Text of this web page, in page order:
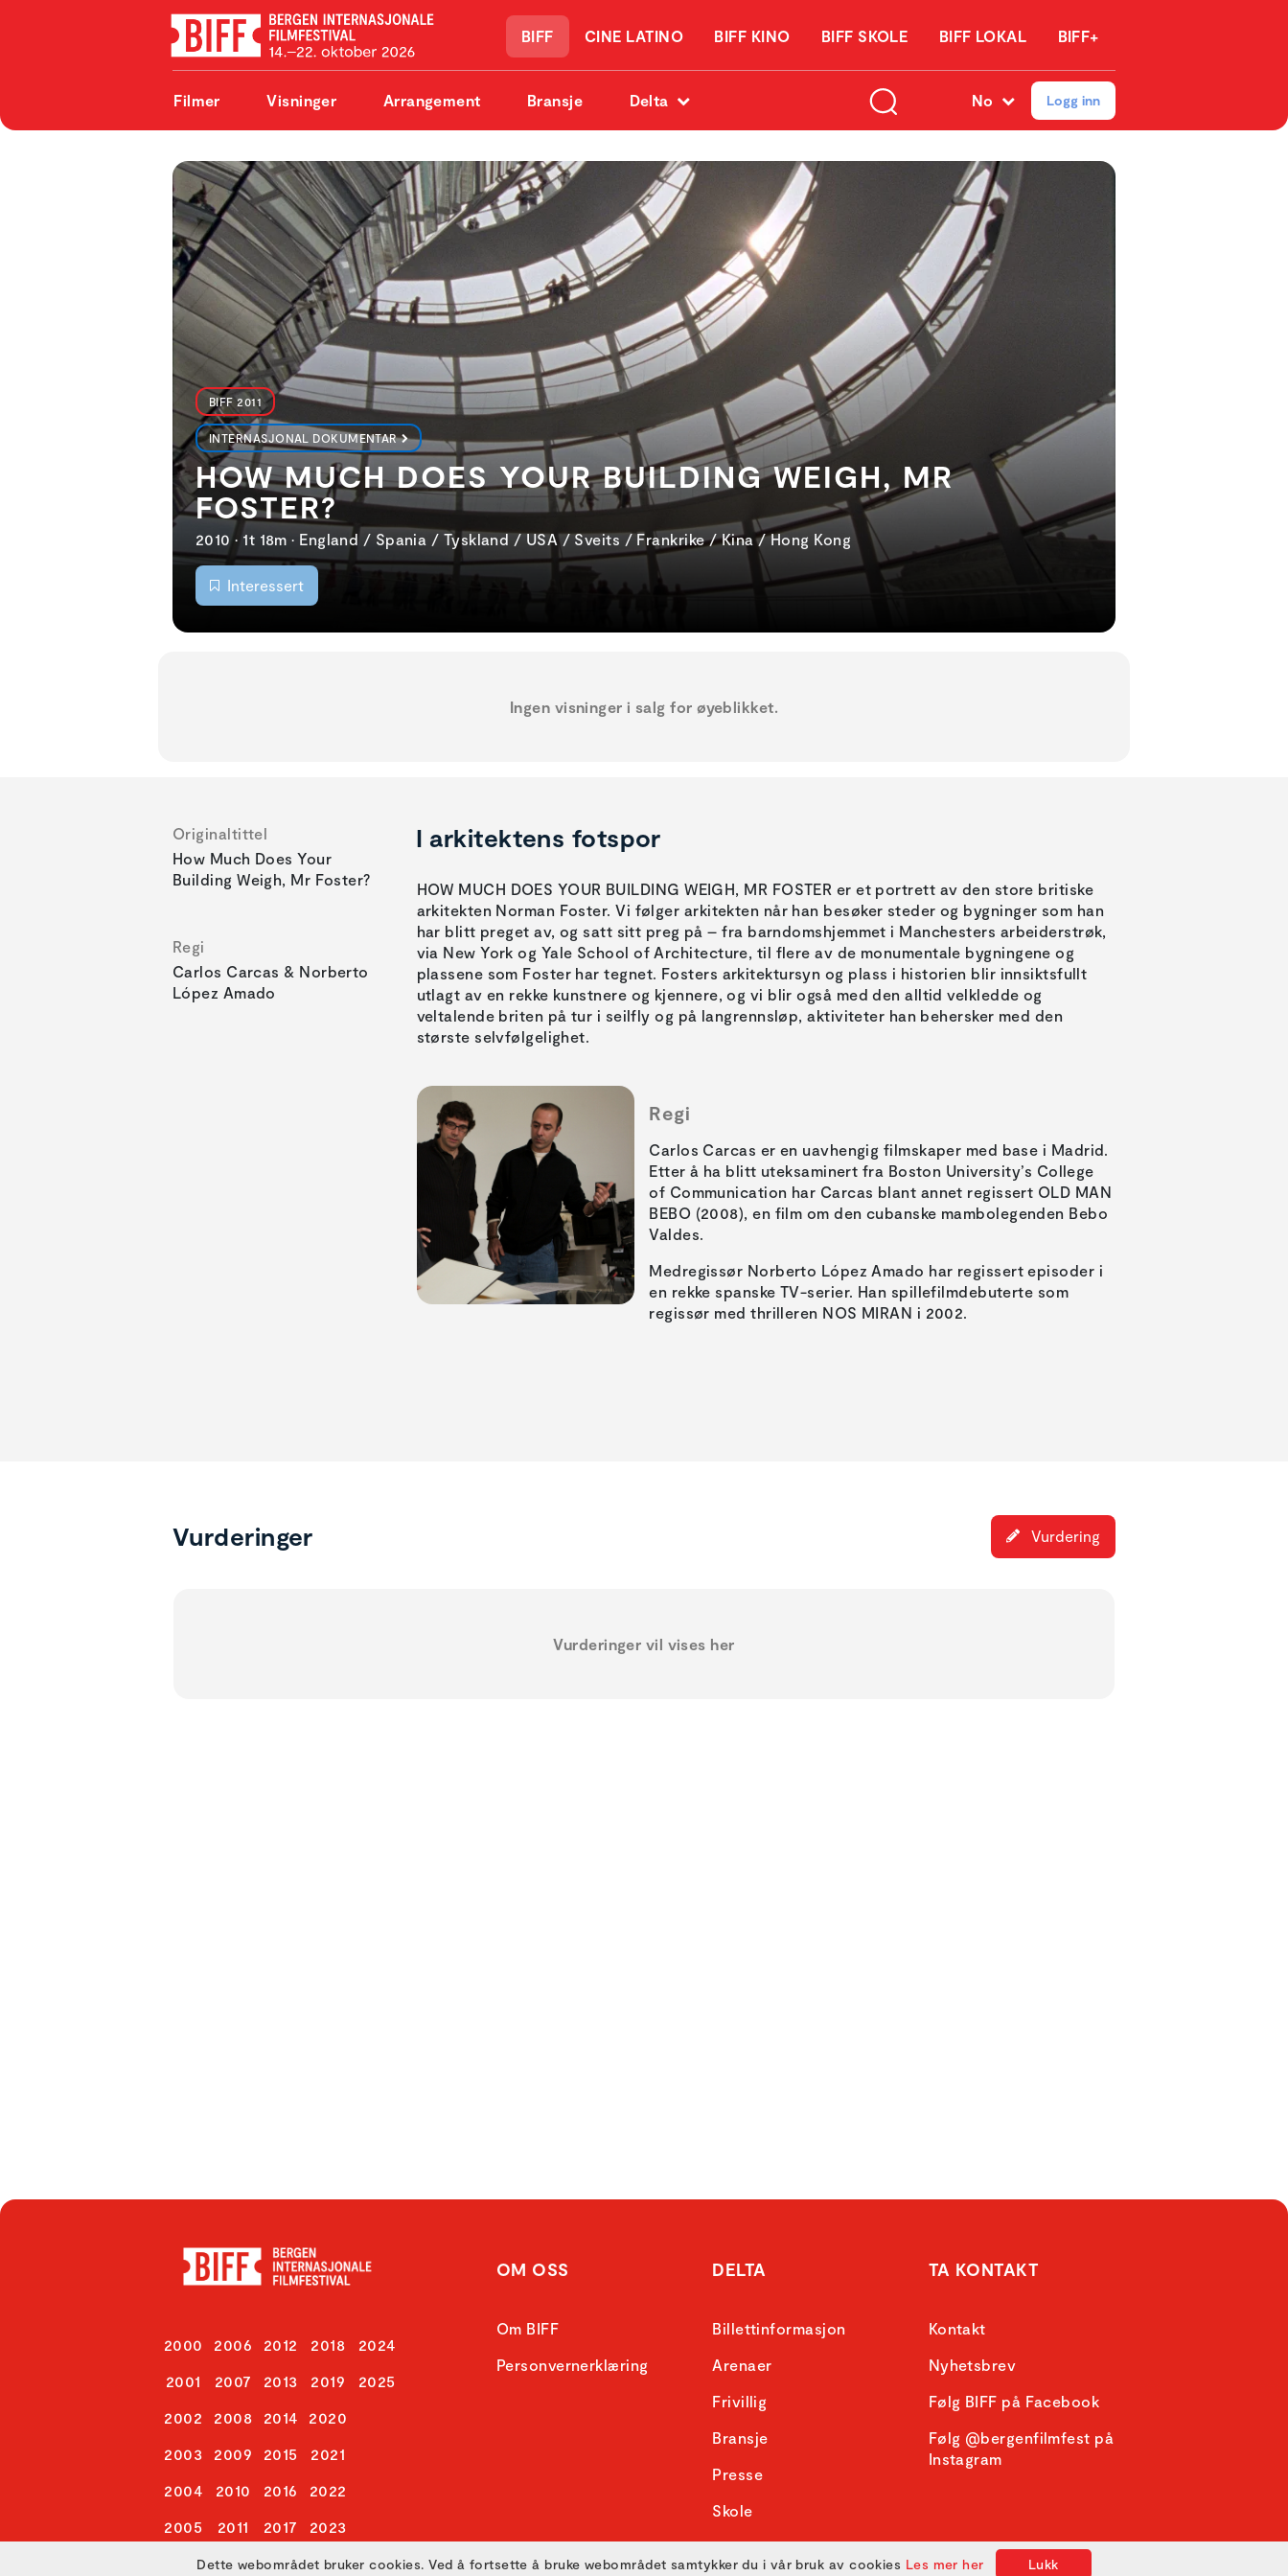
BIFF CINE LATINO BIFF KINO BIFF SKOLE BIFF LOKAL BIFF+
Filmer Visninger Arrangement Bransje Delta No Logg inn
BIFF 2011
INTERNASJONAL DOKUMENTAR
HOW MUCH DOES YOUR BUILDING WEIGH, MR
FOSTER?
2010 • 1t 18m • England / Spania / Tyskland / USA / Sveits / Frankrike / Kina / Hong Kong
Interessert
Ingen visninger i salg for øyeblikket.
Originaltittel
How Much Does Your
Building Weigh, Mr Foster?
Regi
Carlos Carcas & Norberto
López Amado
I arkitektens fotspor
HOW MUCH DOES YOUR BUILDING WEIGH, MR FOSTER er et portrett av den store britiske
arkitekten Norman Foster. Vi følger arkitekten når han besøker steder og bygninger som han
har blitt preget av, og satt sitt preg på – fra barndomshjemmet i Manchesters arbeiderstrøk,
via New York og Yale School of Architecture, til flere av de monumentale bygningene og
plassene som Foster har tegnet. Fosters arkitektursyn og plass i historien blir innsiktsfullt
utlagt av en rekke kunstnere og kjennere, og vi blir også med den alltid velkledde og
veltalende briten på tur i seilfly og på langrennsløp, aktiviteter han behersker med den
største selvfølgelighet.
Regi
Carlos Carcas er en uavhengig filmskaper med base i Madrid.
Etter å ha blitt uteksaminert fra Boston University’s College
of Communication har Carcas blant annet regissert OLD MAN
BEBO (2008), en film om den cubanske mambolegenden Bebo
Valdes.
Medregissør Norberto López Amado har regissert episoder i
en rekke spanske TV-serier. Han spillefilmdebuterte som
regissør med thrilleren NOS MIRAN i 2002.
Vurderinger Vurdering
Vurderinger vil vises her
2000
2001
2002
2003
2004
2005
2006
2007
2008
2009
2010
2011
2012
2013
2014
2015
2016
2017
2018
2019
2020
2021
2022
2023
2024
2025
OM OSS
Om BIFF
Personvernerklæring
DELTA
Billettinformasjon
Arenaer
Frivillig
Bransje
Presse
Skole
TA KONTAKT
Kontakt
Nyhetsbrev
Følg BIFF på Facebook
Følg @bergenfilmfest på
Instagram
Lukk
Dette webområdet bruker cookies. Ved å fortsette å bruke webområdet samtykker du i vår bruk av cookies Les mer her